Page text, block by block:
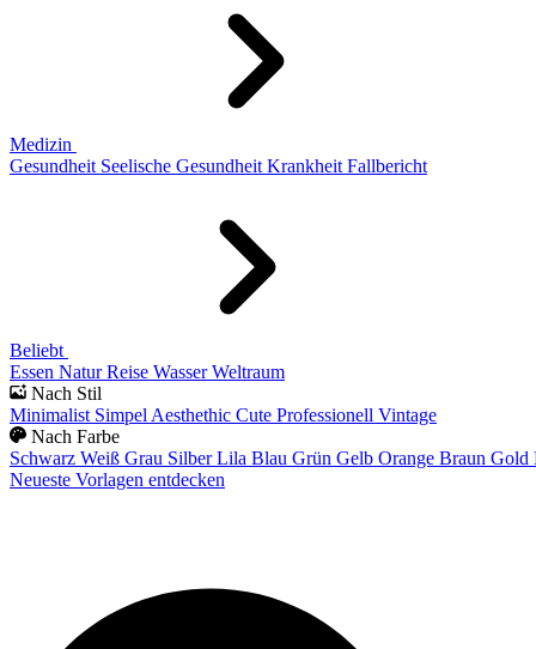
Medizin
Gesundheit Seelische Gesundheit Krankheit Fallbericht
Beliebt
Essen Natur Reise Wasser Weltraum
Nach Stil
Minimalist Simpel Aesthethic Cute Professionell Vintage
Nach Farbe
Schwarz Weiß Grau Silber Lila Blau Grün Gelb Orange Braun Gold
Neueste Vorlagen entdecken